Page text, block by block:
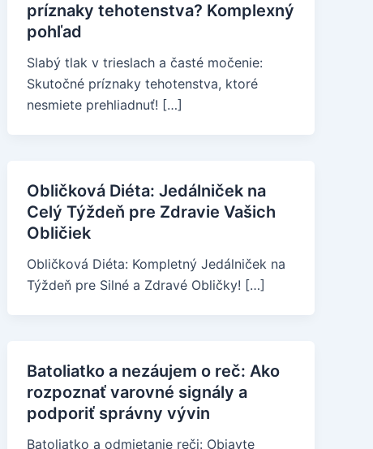
príznaky tehotenstva? Komplexný
pohľad
Slabý tlak v trieslach a časté močenie:
Skutočné príznaky tehotenstva, ktoré
nesmiete prehliadnuť! […]
Obličková Diéta: Jedálniček na
Celý Týždeň pre Zdravie Vašich
Obličiek
Obličková Diéta: Kompletný Jedálniček na
Týždeň pre Silné a Zdravé Obličky! […]
Batoliatko a nezáujem o reč: Ako
rozpoznať varovné signály a
podporiť správny vývin
Batoliatko a odmietanie reči: Objavte